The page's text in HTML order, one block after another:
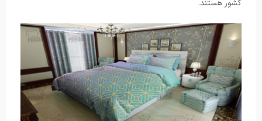
کشور هستند.